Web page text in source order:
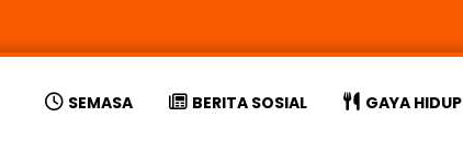
SEMASA BERITA SOSIAL GAYA HIDUP